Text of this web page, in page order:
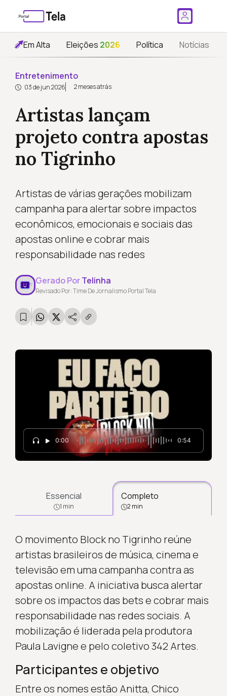
Em Alta Eleições 2026 Política Notícias
Entretenimento
03 de jun 2026 2 meses atrás
Artistas lançam
projeto contra apostas
no Tigrinho
Artistas de várias gerações mobilizam
campanha para alertar sobre impactos
econômicos, emocionais e sociais das
apostas online e cobrar mais
responsabilidade nas redes
Gerado PorTelinha
Revisado Por: Time De Jornalismo Portal Tela
0:00 0:54
Essencial
1 min
Completo
2 min
O movimento Block no Tigrinho reúne
artistas brasileiros de música, cinema e
televisão em uma campanha contra as
apostas online. A iniciativa busca alertar
sobre os impactos das bets e cobrar mais
responsabilidade nas redes sociais. A
mobilização é liderada pela produtora
Paula Lavigne e pelo coletivo 342 Artes.
Participantes e objetivo
Entre os nomes estão Anitta, Chico